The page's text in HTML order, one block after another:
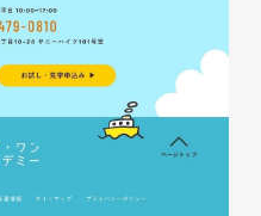
#Shopify